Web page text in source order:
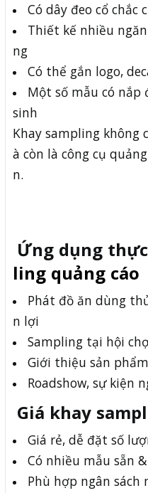
Có dây đeo cổ
Thiết kế nhiều
ng
Có thể gắn logo,
Một số mẫu có nắp
sinh
Khay sampling không
à còn là công cụ
n.
Ứng dụng
ling quảng cáo
Phát đồ ăn dùng
n lợi
Sampling tại hội
Giới thiệu sản
Roadshow, sự kiện
Giá khay
Giá rẻ, dễ đặt số
Có nhiều mẫu sẵn
Phù hợp ngân